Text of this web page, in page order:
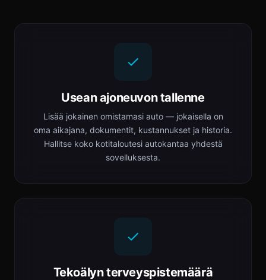
Usean ajoneuvon tallenne
Lisää jokainen omistamasi auto — jokaisella on
oma aikajana, dokumentit, kustannukset ja historia.
Hallitse koko kotitaloutesi autokantaa yhdestä
sovelluksesta.
Tekoälyn terveyspistemäärä